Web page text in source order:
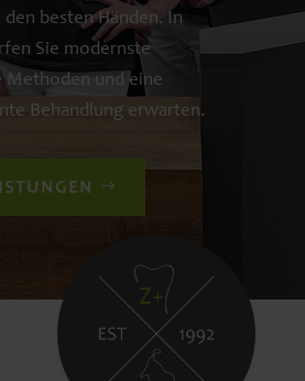
besten Händen. In
Sie modernste
Methoden und eine
Behandlung erwarten.